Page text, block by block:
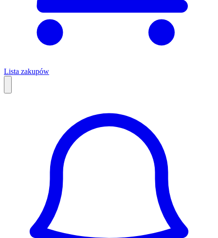
Lista zakupów